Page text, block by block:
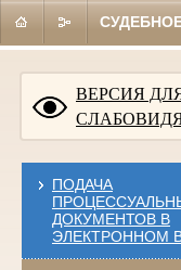
ВЕРСИЯ
ПОДАЧА
ДОКУМЕНТОВ В
ЭЛЕКТРОННОМ